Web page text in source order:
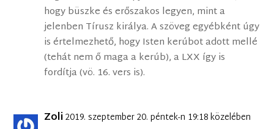
hogy büszke és erőszakos legyen, mint a
jelenben Tírusz királya. A szöveg egyébként úgy
is értelmezhető, hogy Isten kerúbot adott mellé
(tehát nem ő maga a kerúb), a LXX így is
fordítja (vö. 16. vers is).
Zoli2019. szeptember 20. péntek-n 19:18 közelében